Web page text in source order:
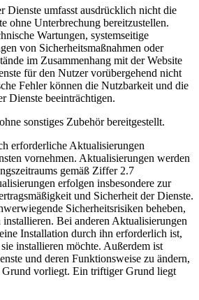
Dienste umfasst ausdrücklich nicht die
ohne Unterbrechung bereitzustellen.
Wartungen, systemseitige
von Sicherheitsmaßnahmen oder
im Zusammenhang mit der Website
für den Nutzer vorübergehend nicht
Fehler können die Nutzbarkeit und die
Dienste beeinträchtigen.
sonstiges Zubehör bereitgestellt.
erforderliche Aktualisierungen
vornehmen. Aktualisierungen werden
gemäß Ziffer 2.7
erfolgen insbesondere zur
und Sicherheit der Dienste.
Sicherheitsrisiken beheben,
Bei anderen Aktualisierungen
Installation durch ihn erforderlich ist,
installieren möchte. Außerdem ist
und deren Funktionsweise zu ändern,
vorliegt. Ein triftiger Grund liegt